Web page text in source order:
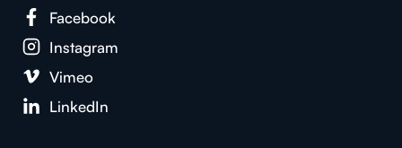
Face­book
Insta­gram
Vimeo
LinkedIn